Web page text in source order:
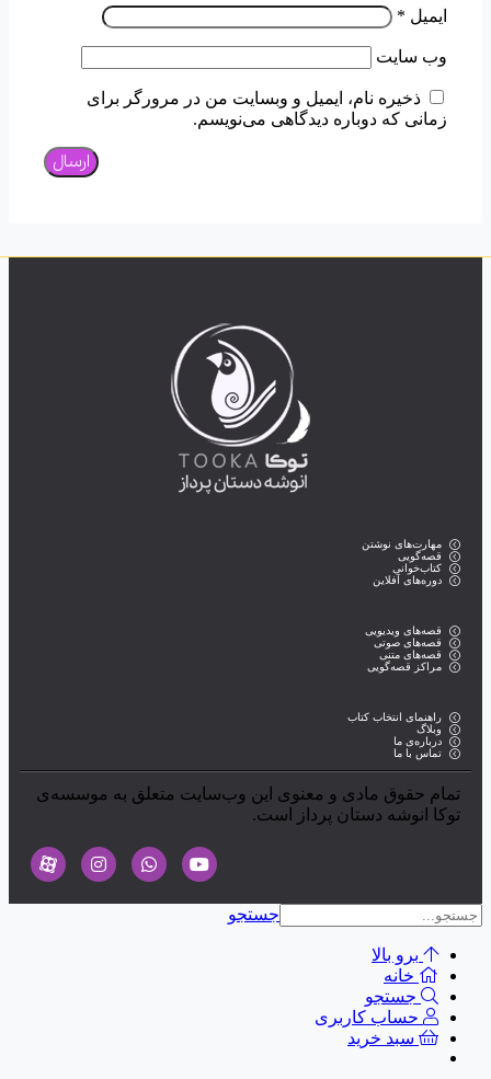
ایمیل *
وب‌ سایت
ذخیره نام، ایمیل و وبسایت من در مرورگر برای
زمانی که دوباره دیدگاهی می‌نویسم.
مهارت‌های نوشتن
قصه‌گویی
کتاب‌خوانی
دوره‌های آفلاین
قصه‌های ویدیویی
قصه‌های صوتی
قصه‌های متنی
مراکز قصه‌گویی
راهنمای انتخاب کتاب
وبلاگ
درباره‌ی ما
تماس با ما
تمام حقوق مادی و معنوی این وب‌سایت متعلق به موسسه‌ی
توکا انوشه دستان پرداز است.
جستجو
برو بالا
خانه
جستجو
حساب کاربری
سبد خرید